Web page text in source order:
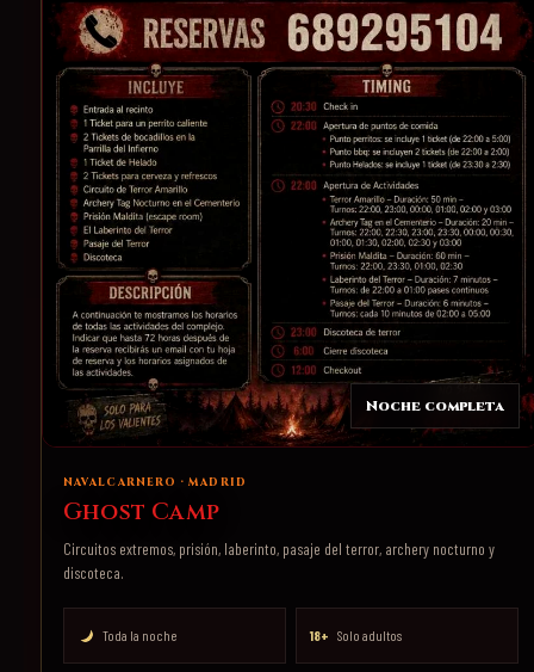
Noche completa
NAVALCARNERO · MADRID
Ghost Camp
Circuitos extremos, prisión, laberinto, pasaje del terror, archery nocturno y
discoteca.
Toda la noche 18+ Solo adultos